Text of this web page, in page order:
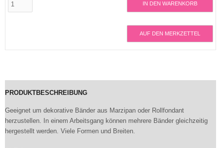
IN DEN WARENKORB
AUF DEN MERKZETTEL
PRODUKTBESCHREIBUNG
Geeignet um dekorative Bänder aus Marzipan oder Rollfondant
herzustellen. In einem Arbeitsgang können mehrere Bänder gleichzeitig
hergestellt werden. Viele Formen und Breiten.